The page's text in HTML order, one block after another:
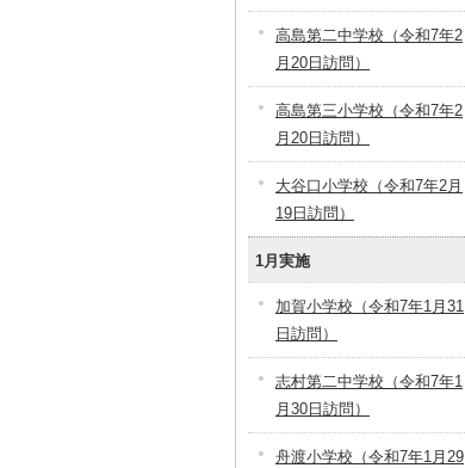
高島第二中学校（令和7年2
月20日訪問）
高島第三小学校（令和7年2
月20日訪問）
大谷口小学校（令和7年2月
19日訪問）
1月実施
加賀小学校（令和7年1月31
日訪問）
志村第二中学校（令和7年1
月30日訪問）
舟渡小学校（令和7年1月29